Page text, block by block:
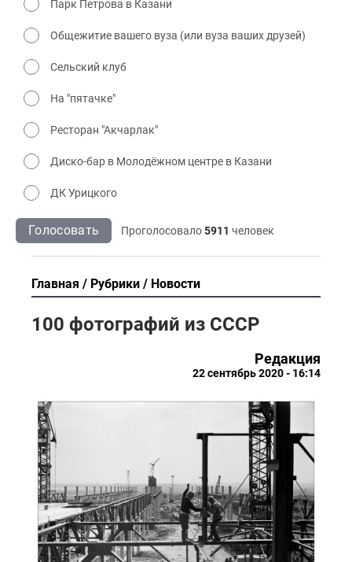
Парк Петрова в Казани
Общежитие вашего вуза (или вуза ваших друзей)
Сельский клуб
На "пятачке"
Ресторан "Акчарлак"
Диско-бар в Молодёжном центре в Казани
ДК Урицкого
Голосовать Проголосовало5911 человек
Главная Рубрики Новости
100 фотографий из СССР
Редакция
22 сентябрь 2020 - 16:14